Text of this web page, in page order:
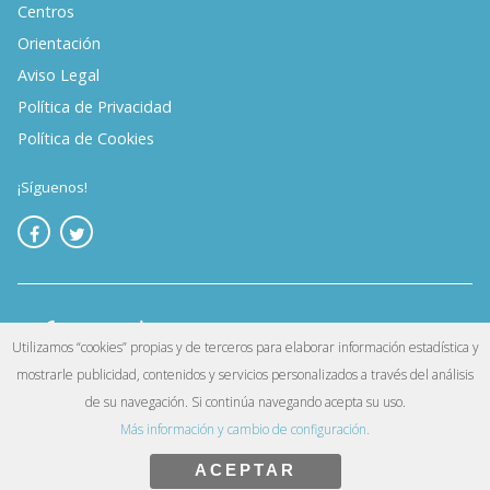
Centros
Orientación
Aviso Legal
Política de Privacidad
Política de Cookies
¡Síguenos!
. Reservados todos los derechos.
Exit mobile version
Utilizamos “cookies” propias y de terceros para elaborar información estadística y
mostrarle publicidad, contenidos y servicios personalizados a través del análisis
de su navegación. Si continúa navegando acepta su uso.
Más información y cambio de configuración.
ACEPTAR